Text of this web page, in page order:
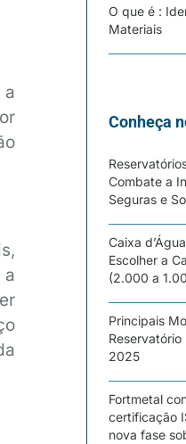
a
O que é :
Materiais
Conheça
Combate a
Seguras e
Caixa
Escolher a
(2.000 a
Principais
2025
Fortmetal
certificação
nova fase